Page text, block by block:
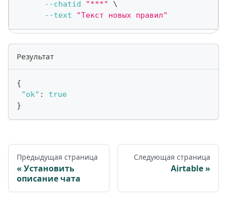
--chatid
"***"
\
--text
"Текст новых правил"
Результат
{
"ok" :
true
}
Предыдущая страница
Установить
описание чата
Следующая страница
Airtable